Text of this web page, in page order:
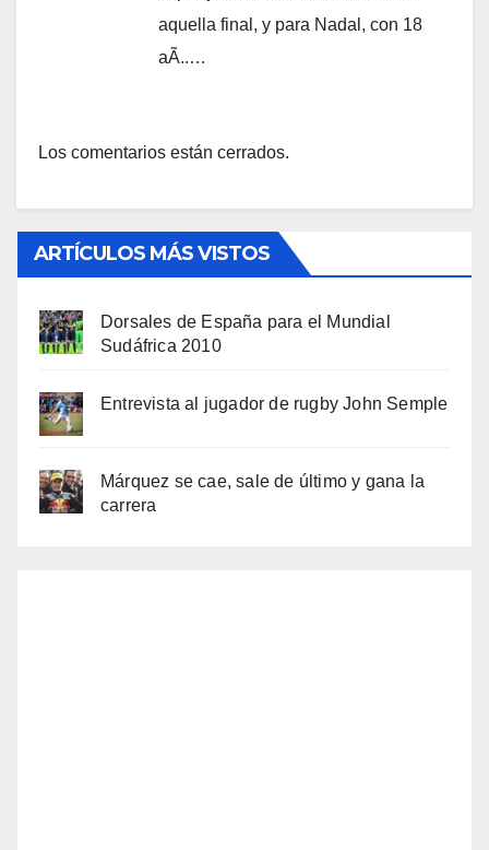
aquella final, y para Nadal, con 18
aÃ..…
Los comentarios están cerrados.
ARTÍCULOS MÁS VISTOS
Dorsales de España para el Mundial
Sudáfrica 2010
Entrevista al jugador de rugby John Semple
Márquez se cae, sale de último y gana la
carrera